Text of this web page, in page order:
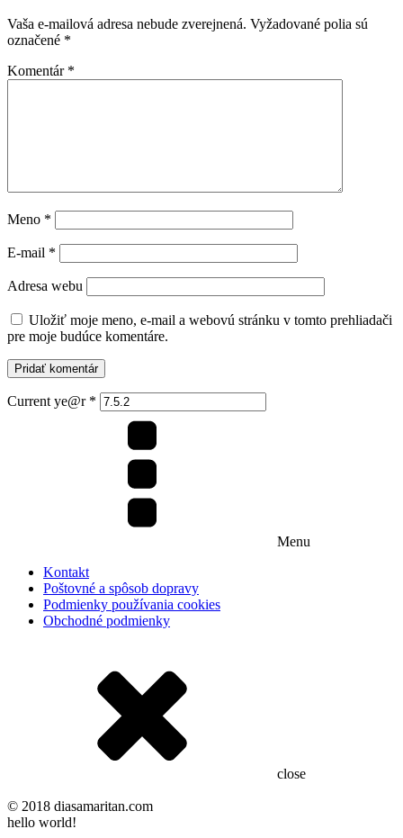
Vaša e-mailová adresa nebude zverejnená. Vyžadované polia sú
označené *
Komentár *
Meno *
E-mail *
Adresa webu
Uložiť moje meno, e-mail a webovú stránku v tomto prehliadači
pre moje budúce komentáre.
Current ye@r *
Menu
Kontakt
Poštovné a spôsob dopravy
Podmienky používania cookies
Obchodné podmienky
close
© 2018 diasamaritan.com
hello world!